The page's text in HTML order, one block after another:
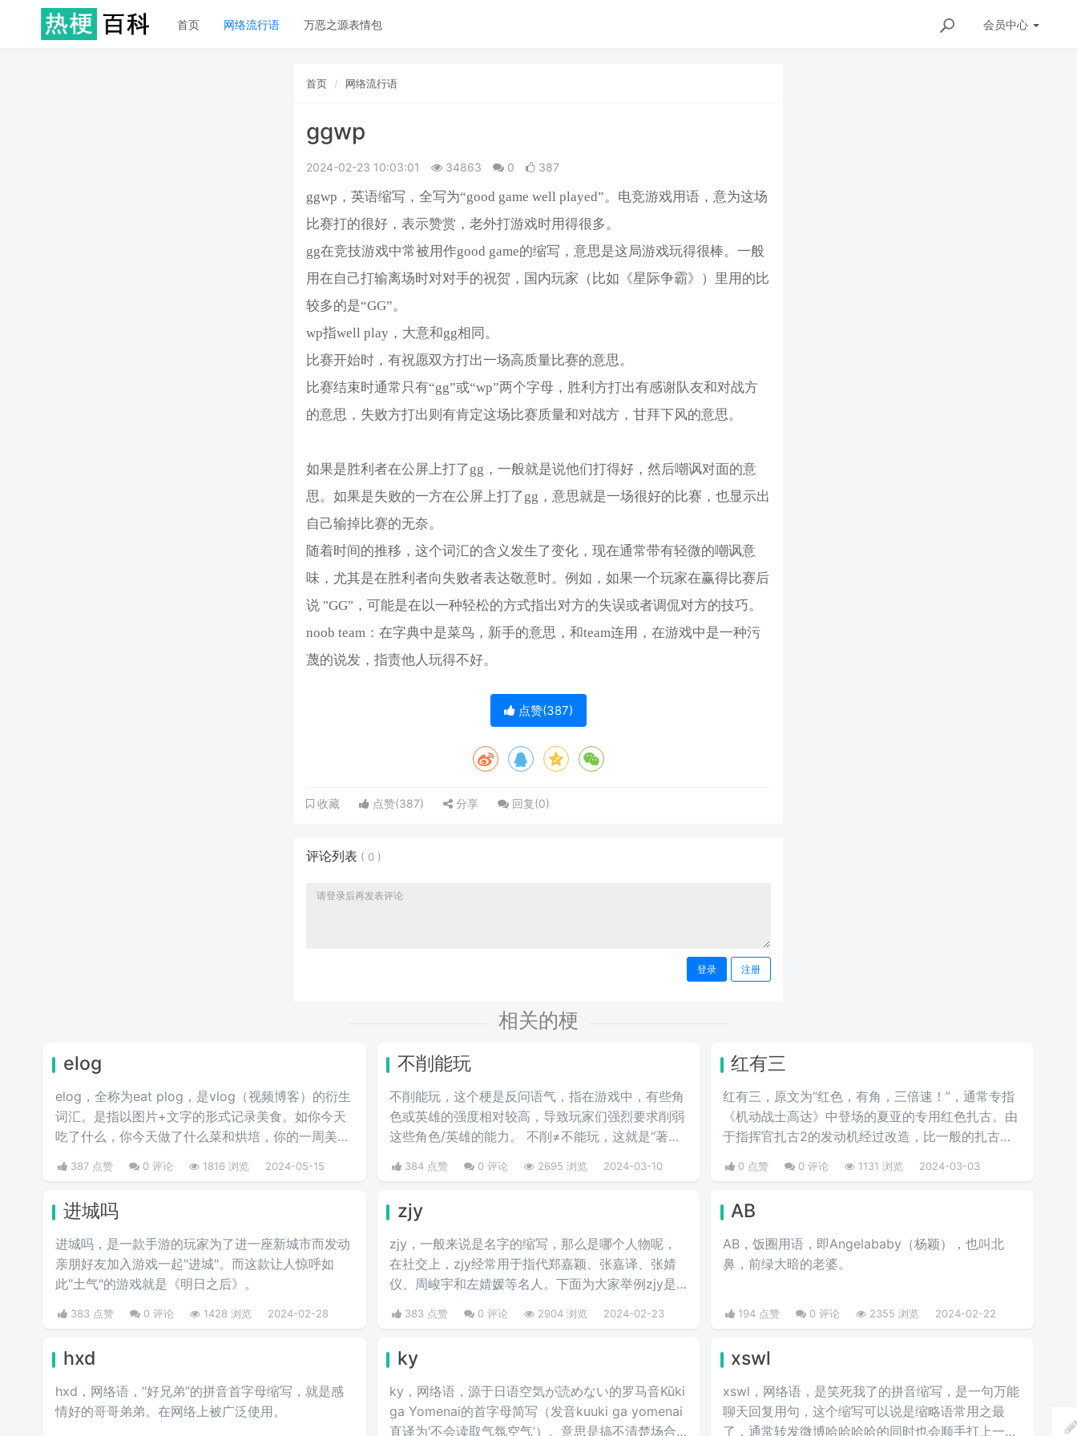
首页 网络流行语 万恶之源表情包 会员中心
首页 网络流行语
ggwp
2024-02-23 10:03:01 34863 0 387
ggwp，英‌‌‌‌‌‌‌‌‌‌‌语缩写，全写为“good game well played”。电竞游戏用语，意为这场
比赛打的很好，表示赞赏， 老外打游戏时用得很多。
gg在竞技游戏中常被用作good game的缩写，意思是这局游戏玩得很棒。一般
用在自己打输离场时对对手的祝贺，国内玩家（比如《星际争霸》）里用的比
较多的是“GG”。
wp指well play，大意和gg相同。
比赛开始时，有祝愿双方打出一场高质量比赛的意思。
比赛结束时通常只有“gg”或“wp”两个字母，胜利方打出有感谢队友和对战方
的意思，失败方打出则有肯定这场比赛质量和对战方，甘拜下风的意思。
如果是胜利者在公屏上打了gg，一般就是说他们打得好，然后嘲讽对面的意
思。如果是失败的一方在公屏上打了gg，意思就是一场很好的比赛，也显示出
自己输掉比赛的无奈。
随着时间的推移，这个词汇的含义发生了变化，现在通常带有轻微的嘲讽意
味，尤其是在胜利者向失败者表达敬意时。例如，如果一个玩家在赢得比赛后
说 "GG"，可能是在以一种轻松的方式指出对方的失误或者调侃对方的技巧。
noob team：在字典中是菜鸟，新手的意思，和team连用，在游戏中是一种污
蔑的说发，指责他人玩得不好。
点赞(387)
收藏 点赞(387) 分享 回复(0)
评论列表 ( 0 )
登录 注册
相关的梗
elog
elog，全称为eat plog，是vlog（视频博客）的衍生
词汇。是指以图片+文字的形式记录美食。如你今天
吃了什么，你今天做了什么菜和烘培，你的一周美食
盘点，你的奶茶盘点，都值得记录。
387 点赞 0 评论 1816 浏览 2024-05-15
不削能玩
不削能玩，这个梗是反问语气，指在游戏中，有些角
色或英雄的强度相对较高，导致玩家们强烈要求削弱
这些角色/英雄的能力。 不削≠不能玩，这就是“著名
384 点赞 0 评论 2695 浏览 2024-03-10
红有三
红有三，原文为“红色，有角，三倍速！”，通常专指
《机动战士高达》中登场的夏亚的专用红色扎古。由
于指挥官扎古2的发动机经过改造，比一般的扎古出
力高30%，在夏亚的精准操作下，显得比其他机体快
三倍。而红色有角三倍速也被看作是夏亚登场的象
0 点赞 0 评论 1131 浏览 2024-03-03
进城吗
进城吗，是一款手游的玩家为了进一座新城市而发动
亲朋好友加入游戏一起"进城"。而这款让人惊呼如
此"土气"的游戏就是《明日之后》。
383 点赞 0 评论 1428 浏览 2024-02-28
zjy
zjy，一般来说是名字的缩写，那么是哪个人物呢，
在社交上，zjy经常用于指代郑嘉颖、张嘉译、张婧
仪、周峻宇和左婧媛等名人。下面为大家举例zjy是
383 点赞 0 评论 2904 浏览 2024-02-23
AB
AB，饭圈用语，即Angelababy（杨颖），也叫北
鼻，前绿大暗的老婆。​
194 点赞 0 评论 2355 浏览 2024-02-22
hxd
hxd，网络语，“好兄弟”的拼音首字母缩写，就是感
情好的哥哥弟弟。在网络上被广泛使用。
ky
ky，网络语，源于日语空気が読めない的罗马音Kūki
ga Yomenai的首字母简写（发音kuuki ga yomenai
直译为‘不会读取气氛空气’）。意思是搞不清楚场合
xswl
xswl，网络语，是笑死我了的拼音缩写，是一句万能
聊天回复用句，这个缩写可以说是缩略语常用之最
了，通常转发微博哈哈哈哈的同时也会顺手打上一个